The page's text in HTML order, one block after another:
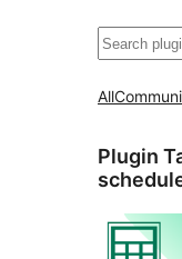
Suchen
All
Plugin